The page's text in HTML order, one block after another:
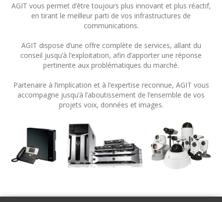
AGIT vous permet d’être toujours plus innovant et plus réactif,
en tirant le meilleur parti de vos infrastructures de
communications.
AGIT dispose d’une offre complète de services, allant du
conseil jusqu’à l’exploitation, afin d’apporter une réponse
pertinente aux problématiques du marché.
Partenaire à l’implication et à l’expertise reconnue, AGIT vous
accompagne jusqu’à l’aboutissement de l’ensemble de vos
projets voix, données et images.